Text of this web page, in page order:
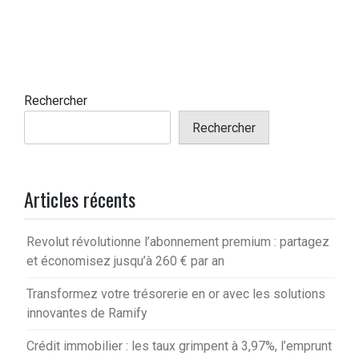
Rechercher
Rechercher
Articles récents
Revolut révolutionne l’abonnement premium : partagez
et économisez jusqu’à 260 € par an
Transformez votre trésorerie en or avec les solutions
innovantes de Ramify
Crédit immobilier : les taux grimpent à 3,97%, l’emprunt